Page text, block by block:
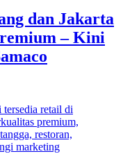
dan Jakarta
– Kini